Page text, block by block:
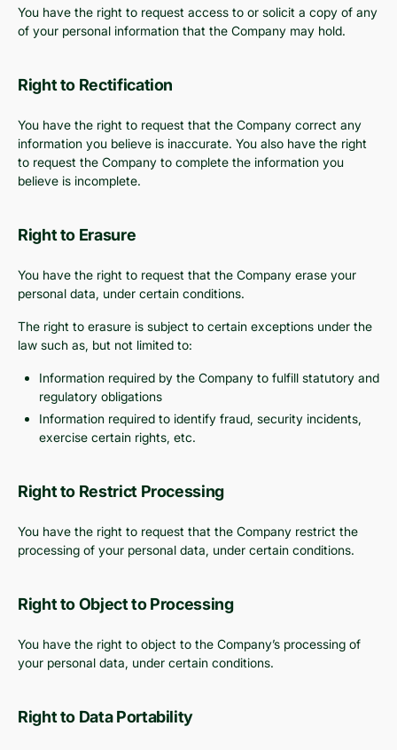
You have the right to request access to or solicit a copy of any
of your personal information that the Company may hold.
Right to Rectification
You have the right to request that the Company correct any
information you believe is inaccurate. You also have the right
to request the Company to complete the information you
believe is incomplete.
Right to Erasure
You have the right to request that the Company erase your
personal data, under certain conditions.
The right to erasure is subject to certain exceptions under the
law such as, but not limited to:
Information required by the Company to fulfill statutory and
regulatory obligations
Information required to identify fraud, security incidents,
exercise certain rights, etc.
Right to Restrict Processing
You have the right to request that the Company restrict the
processing of your personal data, under certain conditions.
Right to Object to Processing
You have the right to object to the Company’s processing of
your personal data, under certain conditions.
Right to Data Portability